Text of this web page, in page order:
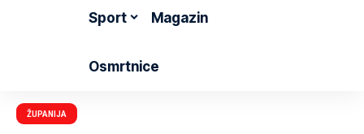
Sport Magazin
Osmrtnice
ŽUPANIJA